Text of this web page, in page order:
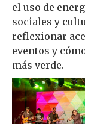
el uso de
sociales y
reflexionar
eventos y
más verde.